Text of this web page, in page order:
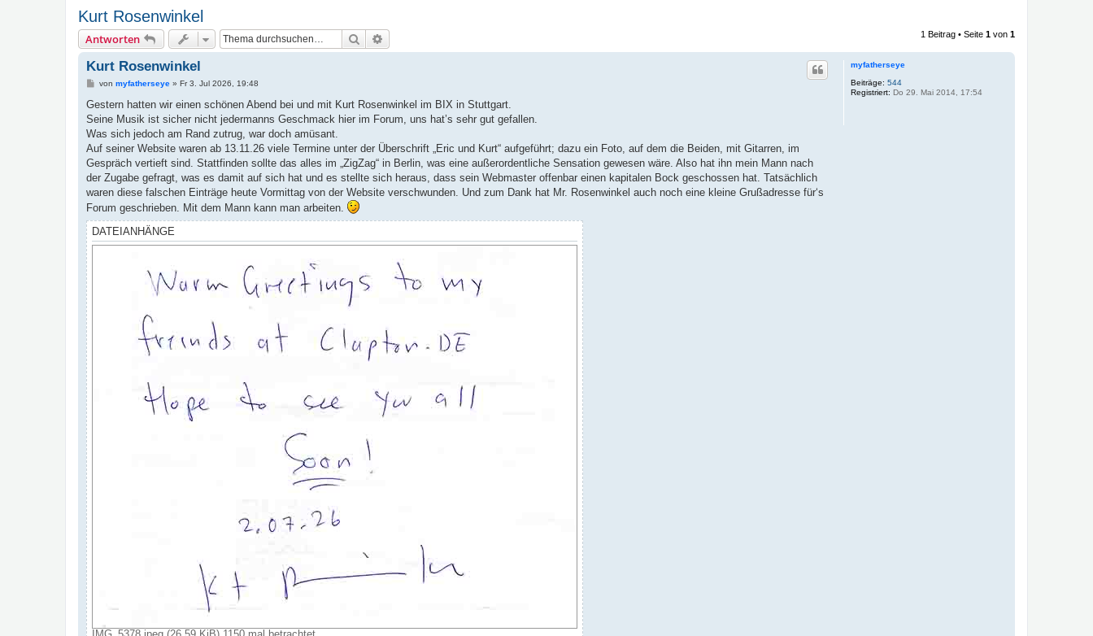
Kurt Rosenwinkel
Antworten Suche 1 Beitrag • Seite 1 von 1
myfatherseye
Beiträge: 544
Registriert: Do 29. Mai 2014, 17:54
Kurt Rosenwinkel
B
i
r
a
von myfatherseye» Fr 3. Jul 2026, 19:48
Gestern hatten wir einen schönen Abend bei und mit Kurt Rosenwinkel im BIX in Stuttgart.
Seine Musik ist sicher nicht jedermanns Geschmack hier im Forum, uns hat’s sehr gut gefallen.
Was sich jedoch am Rand zutrug, war doch amüsant.
Auf seiner Website waren ab 13.11.26 viele Termine unter der Überschrift „Eric und Kurt“ aufgeführt; dazu ein Foto, auf dem die Beiden, mit Gitarren, im
Gespräch vertieft sind. Stattfinden sollte das alles im „ZigZag“ in Berlin, was eine außerordentliche Sensation gewesen wäre. Also hat ihn mein Mann nach
der Zugabe gefragt, was es damit auf sich hat und es stellte sich heraus, dass sein Webmaster offenbar einen kapitalen Bock geschossen hat. Tatsächlich
waren diese falschen Einträge heute Vormittag von der Website verschwunden. Und zum Dank hat Mr. Rosenwinkel auch noch eine kleine Grußadresse für‘s
Forum geschrieben. Mit dem Mann kann man arbeiten.
DATEIANHÄNGE